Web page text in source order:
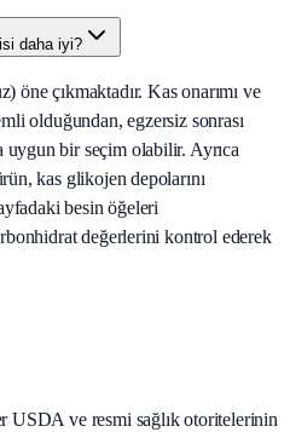
daha iyi?
öne çıkmaktadır. Kas onarımı ve
olduğundan, egzersiz sonrası
bir seçim olabilir. Ayrıca
kas glikojen depolarını
besin öğeleri
değerlerini kontrol ederek
USDA ve resmi sağlık otoritelerinin